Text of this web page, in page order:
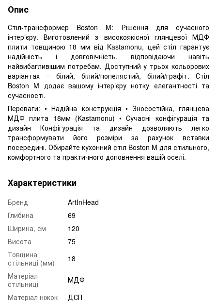
Опис
Стіл-трансформер Boston M: Рішення для сучасного
інтер’єру. Виготовлений з високоякісної глянцевої МДФ
плити товщиною 18 мм від Kastamonu, цей стіл гарантує
надійність і довговічність, відповідаючи навіть
найвибагливішим потребам. Доступний у трьох кольорових
варіантах – білий, білий/попелястий, білий/графіт. Стіл
Boston M додає вашому інтер’єру нотку елегантності та
сучасності.
Переваги: • Надійна конструкція • Зносостійка, глянцева
МДФ плита 18мм (Kastamonu) • Сучасні конфігурація та
дизайн Конфігурація та дизайн дозволяють легко
трансформувати його розміри за рахунок вставки
посередині. Обирайте кухонний стіл Boston M для стильного,
комфортного та практичного доповнення вашій оселі.
Характеристики
Бренд
ArtInHead
Глибина
69
Ширина, см
120
Висота
75
Товщина
стільниці (мм)
18
Матеріал
стільниці
МДФ
Матеріал ніжок
ДСП